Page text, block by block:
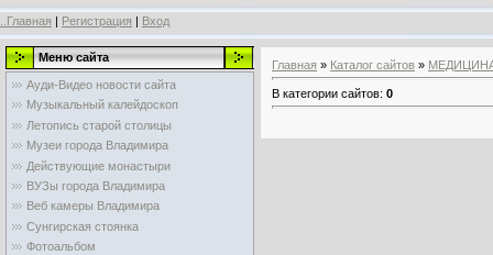
..Главная | Регистрация | Вход
Меню сайта
Ауди-Видео новости сайта
Музыкальный калейдоскоп
Летопись старой столицы
Музеи города Владимира
Действующие монастыри
ВУЗы города Владимира
Веб камеры Владимира
Сунгирская стоянка
Фотоальбом
Главная » Каталог сайтов »
В категории сайтов: 0